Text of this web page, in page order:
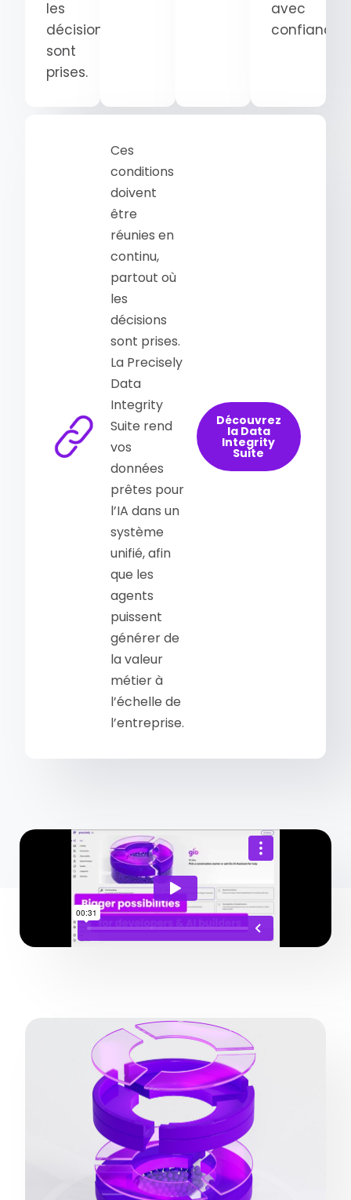
les
décisions
sont
prises.
avec
confiance.
Ces
conditions
doivent
être
réunies en
continu,
partout où
les
décisions
sont prises.
La Precisely
Data
Integrity
Suite rend
vos
données
prêtes pour
l’IA dans un
système
unifié, afin
que les
agents
puissent
générer de
la valeur
métier à
l’échelle de
l’entreprise.
Découvrez
la Data
Integrity
Suite